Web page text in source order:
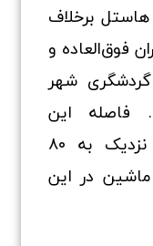
برخلاف
۴ رستوران فوق‌العاده و
۴ جاذبه گردشگری شهر
فاصله این
اقامتگاه از فرودگاه سیب نزدیک به ۸۰
ماشین در این